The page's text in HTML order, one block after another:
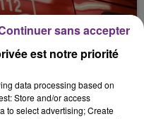
est notre priorité
data processing based on
Store and/or access
to select advertising; Create
sans accepter